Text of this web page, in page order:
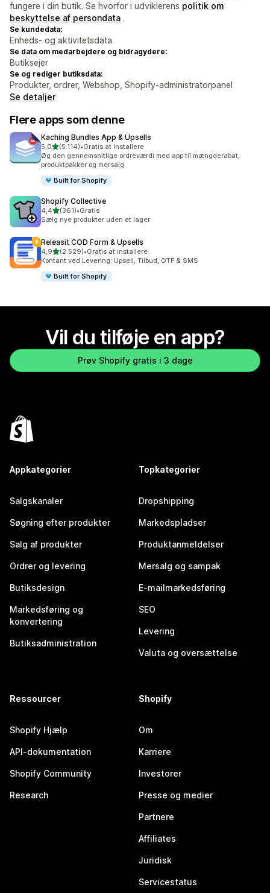
fungere i din butik. Se hvorfor i udviklerens politik om
beskyttelse af persondata .
Se kundedata:
Enheds- og aktivitetsdata
Se data om medarbejdere og bidragydere:
Butiksejer
Se og rediger butiksdata:
Produkter, ordrer, Webshop, Shopify-administratorpanel
Se detaljer
Flere apps som denne
Kaching Bundles App & Upsells
5,0ud af 5 stjerner
(5.114)
5114 anmeldelser i alt
•Gratis at installere
Øg den gennemsnitlige ordreværdi med app til mængderabat,
produktpakker og mersalg
Built for Shopify
Shopify Collective
4,4ud af 5 stjerner
(361)
361 anmeldelser i alt
•Gratis
Sælg nye produkter uden et lager
Releasit COD Form & Upsells
4,9ud af 5 stjerner
(2.529)
2529 anmeldelser i alt
•Gratis at installere
Kontant ved Levering: Upsell, Tilbud, OTP & SMS
Built for Shopify
Vil du tilføje en app?
Prøv Shopify gratis i 3 dage
Appkategorier
Salgskanaler
Søgning efter produkter
Salg af produkter
Ordrer og levering
Butiksdesign
Markedsføring og
konvertering
Butiksadministration
Topkategorier
Dropshipping
Markedspladser
Produktanmeldelser
Mersalg og sampak
E-mailmarkedsføring
SEO
Levering
Valuta og oversættelse
Ressourcer
Shopify Hjælp
API-dokumentation
Shopify Community
Research
Shopify
Om
Karriere
Investorer
Presse og medier
Partnere
Affiliates
Juridisk
Servicestatus